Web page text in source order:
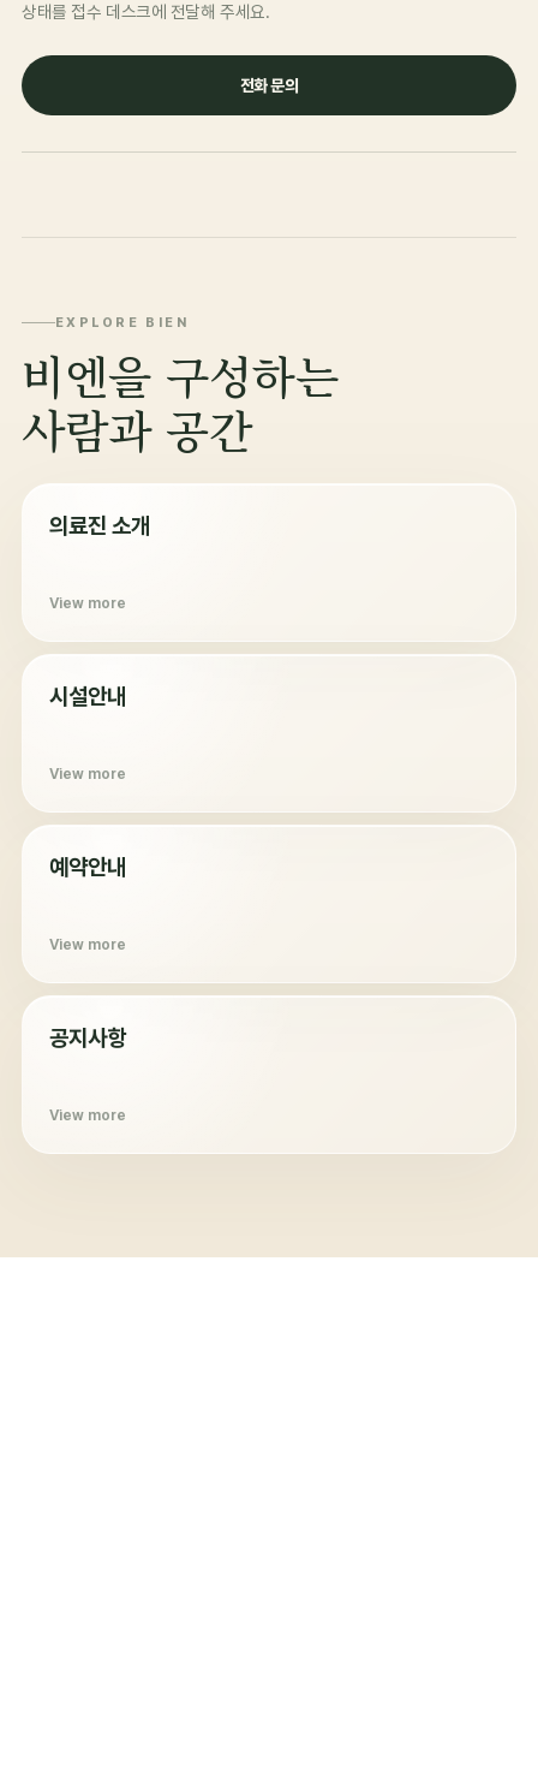
상태를 접수 데스크에 전달해 주세요.
전화 문의
EXPLORE BIEN
비엔을 구성하는
사람과 공간
의료진 소개
View more
시설안내
View more
예약안내
View more
공지사항
View more